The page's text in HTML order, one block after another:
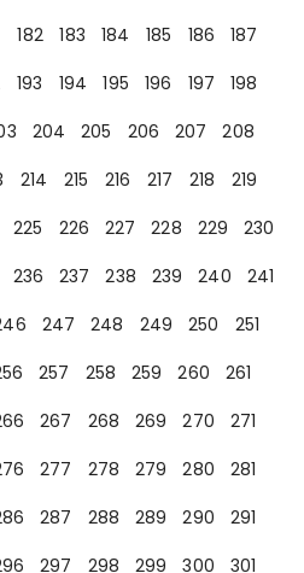
182 183 184 185 186
187
193 194 195 196 197
198
204 205 206 207
208
214 215 216 217 218
219
225 226 227 228 229
230
236 237 238 239 240
241
247 248 249 250
251
257 258 259 260
261
267 268 269 270
271
277 278 279 280
281
287 288 289 290
291
297 298 299 300 301